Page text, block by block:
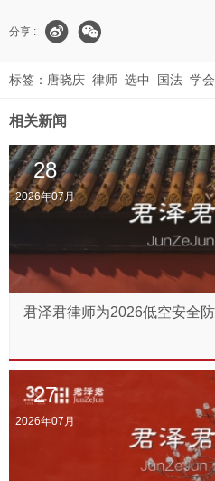
分享 :
标签： 唐晓庆 律师 选中 国法 学会
相关新闻
28
2026年07月
君泽君律师为2026低空安全
27
2026年07月